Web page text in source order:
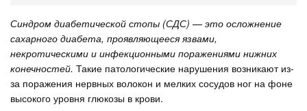
Синдром диабетической стопы (СДС) — это осложнение
сахарного диабета, проявляющееся язвами,
некротическими и инфекционными поражениями нижних
конечностей. Такие патологические нарушения возникают из-
за поражения нервных волокон и мелких сосудов ног на фоне
высокого уровня глюкозы в крови.